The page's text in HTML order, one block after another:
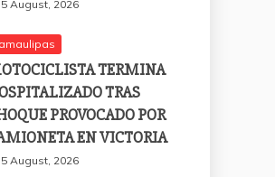
5 August, 2026
TERMINA
TRAS
PROVOCADO POR
EN VICTORIA
5 August, 2026